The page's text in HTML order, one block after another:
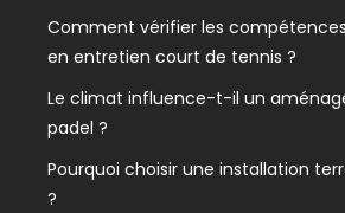
Comment vérifier les
en entretien court de tennis ?
Le climat influence-t-il un
padel ?
Pourquoi choisir une installation
?